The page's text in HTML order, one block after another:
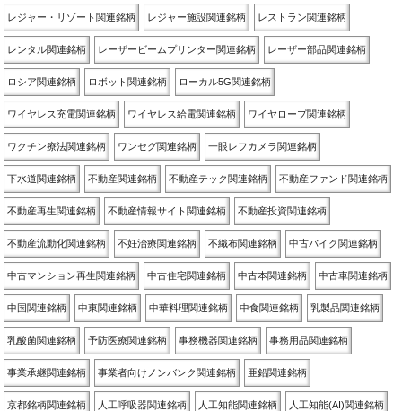
レジャー・リゾート関連銘柄 レジャー施設関連銘柄 レストラン関連銘柄
レンタル関連銘柄 レーザービームプリンター関連銘柄 レーザー部品関連銘柄
ロシア関連銘柄 ロボット関連銘柄 ローカル5G関連銘柄
ワイヤレス充電関連銘柄 ワイヤレス給電関連銘柄 ワイヤロープ関連銘柄
ワクチン療法関連銘柄 ワンセグ関連銘柄 一眼レフカメラ関連銘柄
下水道関連銘柄 不動産関連銘柄 不動産テック関連銘柄 不動産ファンド関連銘柄
不動産再生関連銘柄 不動産情報サイト関連銘柄 不動産投資関連銘柄
不動産流動化関連銘柄 不妊治療関連銘柄 不織布関連銘柄 中古バイク関連銘柄
中古マンション再生関連銘柄 中古住宅関連銘柄 中古本関連銘柄 中古車関連銘柄
中国関連銘柄 中東関連銘柄 中華料理関連銘柄 中食関連銘柄 乳製品関連銘柄
乳酸菌関連銘柄 予防医療関連銘柄 事務機器関連銘柄 事務用品関連銘柄
事業承継関連銘柄 事業者向けノンバンク関連銘柄 亜鉛関連銘柄
京都銘柄関連銘柄 人工呼吸器関連銘柄 人工知能関連銘柄 人工知能(AI)関連銘柄